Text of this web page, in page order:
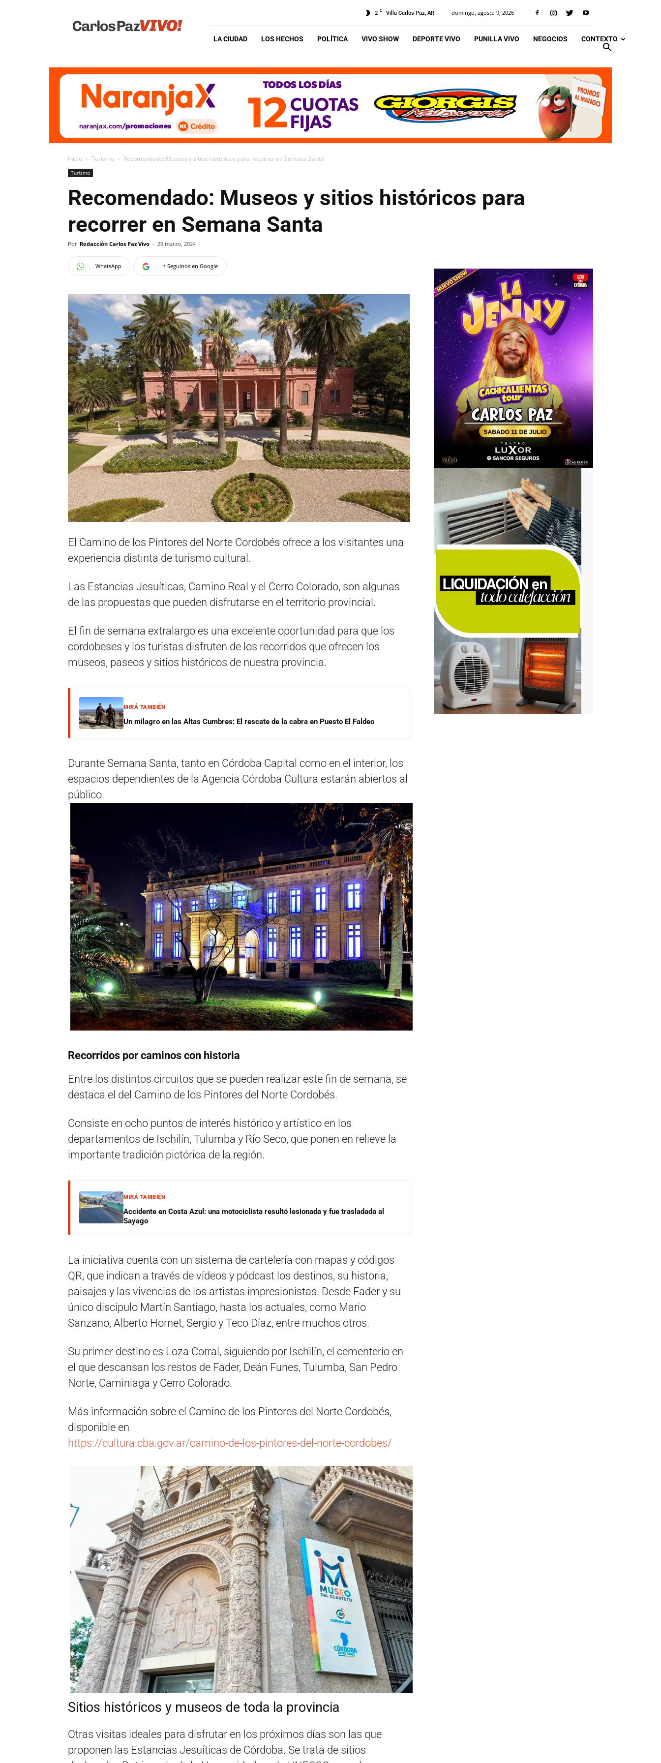
Vivo
2 C Villa Carlos Paz, AR domingo, agosto 9, 2026
LA CIUDAD LOS HECHOS POLÍTICA VIVO SHOW DEPORTE VIVO PUNILLA VIVO NEGOCIOS CONTEXTO
Inicio Turismo Recomendado: Museos y sitios históricos para recorrer en Semana Santa
Turismo
Recomendado: Museos y sitios históricos para
recorrer en Semana Santa
Por Redacción Carlos Paz Vivo - 29 marzo, 2024
WhatsApp + Seguinos en Google
El Camino de los Pintores del Norte Cordobés ofrece a los visitantes una
experiencia distinta de turismo cultural.
Las Estancias Jesuíticas, Camino Real y el Cerro Colorado, son algunas
de las propuestas que pueden disfrutarse en el territorio provincial.
El fin de semana extralargo es una excelente oportunidad para que los
cordobeses y los turistas disfruten de los recorridos que ofrecen los
museos, paseos y sitios históricos de nuestra provincia.
MIRÁ TAMBIÉN
Un milagro en las Altas Cumbres: El rescate de la cabra en Puesto El Faldeo
Durante Semana Santa, tanto en Córdoba Capital como en el interior, los
espacios dependientes de la Agencia Córdoba Cultura estarán abiertos al
público.
Recorridos por caminos con historia
Entre los distintos circuitos que se pueden realizar este fin de semana, se
destaca el del Camino de los Pintores del Norte Cordobés.
Consiste en ocho puntos de interés histórico y artístico en los
departamentos de Ischilín, Tulumba y Río Seco, que ponen en relieve la
importante tradición pictórica de la región.
MIRÁ TAMBIÉN
Accidente en Costa Azul: una motociclista resultó lesionada y fue trasladada al
Sayago
La iniciativa cuenta con un sistema de cartelería con mapas y códigos
QR, que indican a través de vídeos y pódcast los destinos, su historia,
paisajes y las vivencias de los artistas impresionistas. Desde Fader y su
único discípulo Martín Santiago, hasta los actuales, como Mario
Sanzano, Alberto Hornet, Sergio y Teco Díaz, entre muchos otros.
Su primer destino es Loza Corral, siguiendo por Ischilín, el cementerio en
el que descansan los restos de Fader, Deán Funes, Tulumba, San Pedro
Norte, Caminiaga y Cerro Colorado.
Más información sobre el Camino de los Pintores del Norte Cordobés,
disponible en
https://cultura.cba.gov.ar/camino-de-los-pintores-del-norte-cordobes/
Sitios históricos y museos de toda la provincia
Otras visitas ideales para disfrutar en los próximos días son las que
proponen las Estancias Jesuíticas de Córdoba. Se trata de sitios